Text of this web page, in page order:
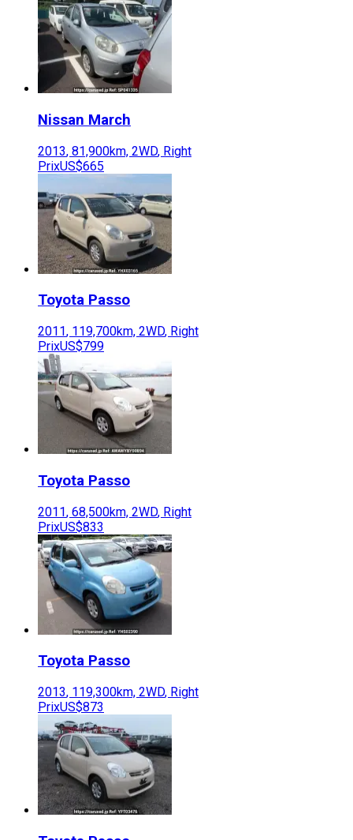
Nissan March
2013, 81,900km, 2WD, Right
PrixUS$665
Toyota Passo
2011, 119,700km, 2WD, Right
PrixUS$799
Toyota Passo
2011, 68,500km, 2WD, Right
PrixUS$833
Toyota Passo
2013, 119,300km, 2WD, Right
PrixUS$873